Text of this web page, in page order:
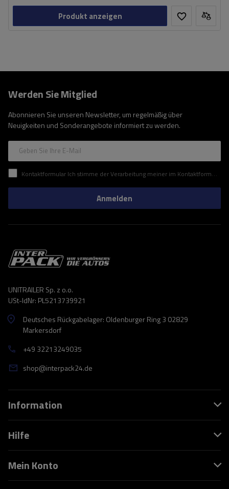
Produkt anzeigen
Werden Sie Mitglied
Abonnieren Sie unseren Newsletter, um regelmäßig über
Neuigkeiten und Sonderangebote informiert zu werden.
Geben Sie Ihre E-Mail
Kontaktformular Ich stimme der Verarbeitung meiner im Kontaktformular enthaltenen personenbezogenen Daten gemäß der Verordnung (EU) des Europäischen Parlaments und des Rates zu.
Anmelden
UNITRAILER Sp. z o.o.
USt-IdNr: PL5213739921
Deutsches Rückgabelager: Oldenburger Ring 3 02829
Markersdorf
+49 32213249035
shop@interpack24.de
Information
Hilfe
Mein Konto